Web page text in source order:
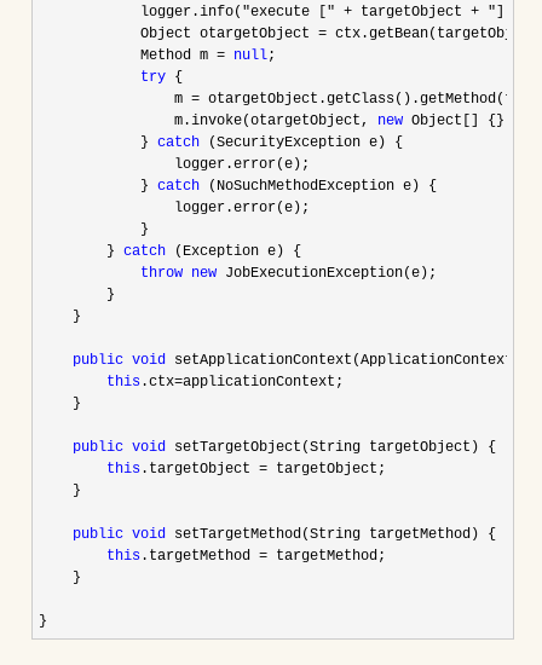
            logger.info(
"execute [" + targetObject + "] at
            Object otargetObject
=
            Method m
= null;
try {
                m
=
                m.invoke(otargetObject,
new Object[] {});
            }
catch (SecurityException e) {
                logger.error(e);
            }
catch (NoSuchMethodException e) {
                logger.error(e);
            }
        }
catch (Exception e) {
throw new JobExecutionException(e);
        }
    }
public void setApplicationContext(ApplicationContext
this .ctx=applicationContext;
    }
public void setTargetObject(String targetObject) {
this .targetObject = targetObject;
    }
public void setTargetMethod(String targetMethod) {
this .targetMethod = targetMethod;
    }
}